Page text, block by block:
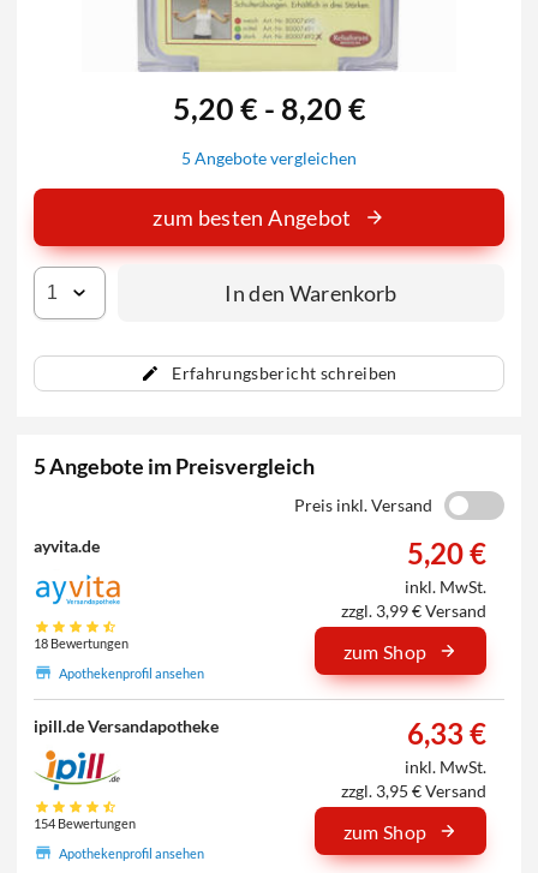
Erfahrungsbericht schreiben
5,20 € - 8,20 €
5 Angebote vergleichen
zum besten Angebot
In den Warenkorb
5 Angebote im Preisvergleich
Preis inkl. Versand
ayvita.de
18 Bewertungen
Apothekenprofil ansehen
5,20 €
inkl. MwSt.
zzgl. 3,99 € Versand
zum Shop
ipill.de Versandapotheke
154 Bewertungen
Apothekenprofil ansehen
6,33 €
inkl. MwSt.
zzgl. 3,95 € Versand
zum Shop